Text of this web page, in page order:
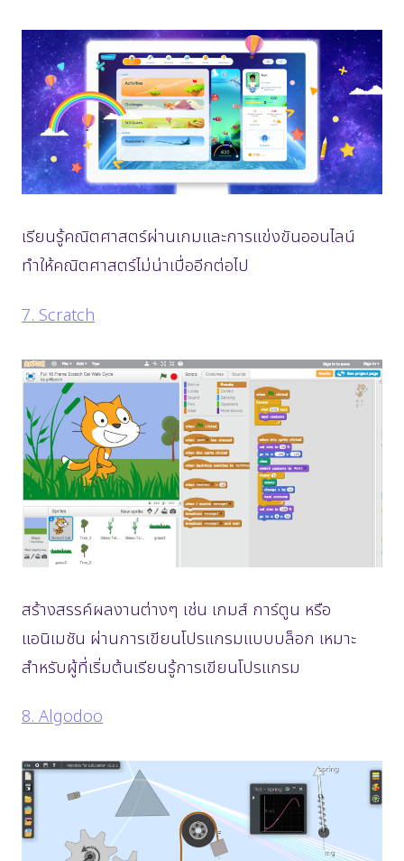
เรียนรู้คณิตศาสตร์ผ่านเกมและการแข่งขันออนไลน์
ทำให้คณิตศาสตร์ไม่น่าเบื่ออีกต่อไป
7. Scratch
สร้างสรรค์ผลงานต่างๆ เช่น เกมส์ การ์ตูน หรือ
แอนิเมชัน ผ่านการเขียนโปรแกรมแบบบล็อก เหมาะ
สำหรับผู้ที่เริ่มต้นเรียนรู้การเขียนโปรแกรม
8. Algodoo